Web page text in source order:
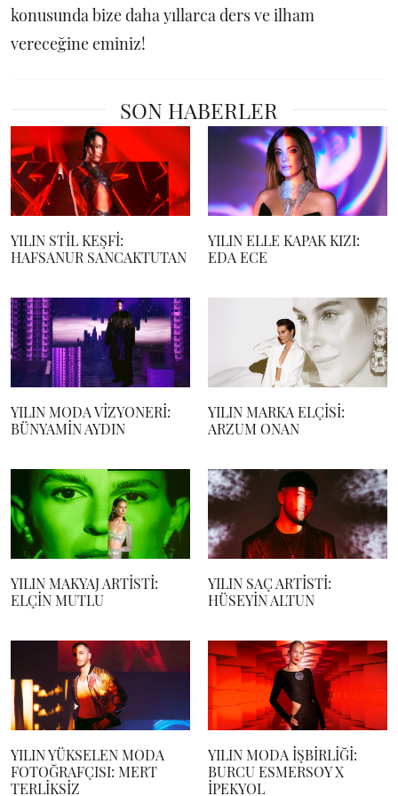
konusunda bize daha yıllarca ders ve ilham
vereceğine eminiz!
SON HABERLER
YILIN STİL KEŞFİ:
HAFSANUR SANCAKTUTAN
YILIN ELLE KAPAK KIZI:
EDA ECE
YILIN MODA VİZYONERİ:
BÜNYAMİN AYDIN
YILIN MARKA ELÇİSİ:
ARZUM ONAN
YILIN MAKYAJ ARTİSTİ:
ELÇİN MUTLU
YILIN SAÇ ARTİSTİ:
HÜSEYİN ALTUN
YILIN YÜKSELEN MODA
FOTOĞRAFÇISI: MERT
TERLİKSİZ
YILIN MODA İŞBİRLİĞİ:
BURCU ESMERSOY X
İPEKYOL